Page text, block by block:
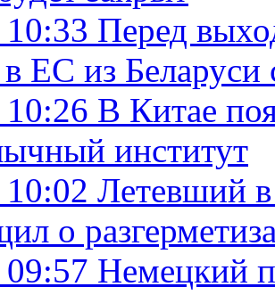
Перед
в ЕС из Беларуси
В Китае
институт
Летевший
о
Немецкий